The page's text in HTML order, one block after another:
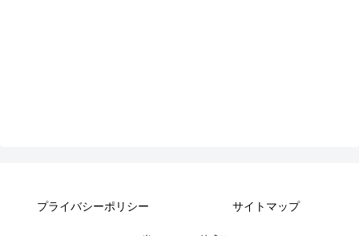
プライバシーポリシー サイトマップ